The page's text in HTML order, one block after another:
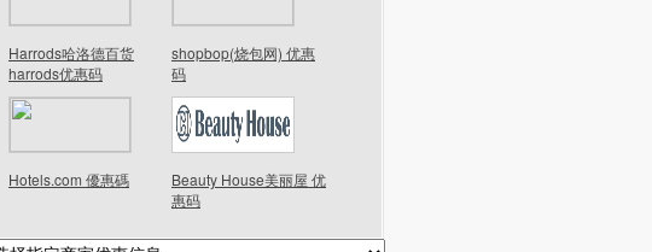
Harrods哈洛德百货
harrods优惠码
shopbop(烧包网) 优惠
码
Hotels.com 優惠碼
Beauty House美丽屋 优
惠码